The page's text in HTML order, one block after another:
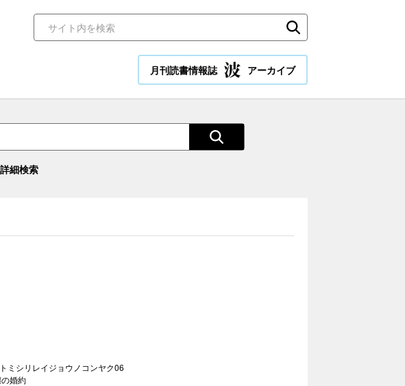
月刊読書情報誌 アーカイブ
細検索
ミシリレイジョウノコンヤク06
婚約